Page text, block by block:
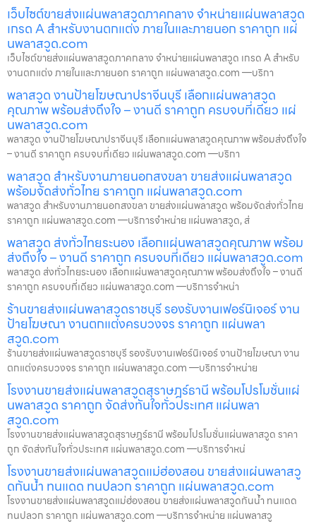
เว็บไซต์ขายส่งแผ่นพลาสวูดภาคกลาง จำหน่ายแผ่นพลาสวูด
เกรด A สำหรับงานตกแต่ง ภายในและภายนอก ราคาถูก แผ่
นพลาสวูด.com
เว็บไซต์ขายส่งแผ่นพลาสวูดภาคกลาง จำหน่ายแผ่นพลาสวูด เกรด A สำหรับ
งานตกแต่ง ภายในและภายนอก ราคาถูก แผ่นพลาสวูด.com —บริกา
พลาสวูด งานป้ายโฆษณาปราจีนบุรี เลือกแผ่นพลาสวูด
คุณภาพ พร้อมส่งถึงใจ – งานดี ราคาถูก ครบจบที่เดียว แผ่
นพลาสวูด.com
พลาสวูด งานป้ายโฆษณาปราจีนบุรี เลือกแผ่นพลาสวูดคุณภาพ พร้อมส่งถึงใจ
– งานดี ราคาถูก ครบจบที่เดียว แผ่นพลาสวูด.com —บริกา
พลาสวูด สำหรับงานภายนอกสงขลา ขายส่งแผ่นพลาสวูด
พร้อมจัดส่งทั่วไทย ราคาถูก แผ่นพลาสวูด.com
พลาสวูด สำหรับงานภายนอกสงขลา ขายส่งแผ่นพลาสวูด พร้อมจัดส่งทั่วไทย
ราคาถูก แผ่นพลาสวูด.com —บริการจำหน่าย แผ่นพลาสวูด, ส่
พลาสวูด ส่งทั่วไทยระนอง เลือกแผ่นพลาสวูดคุณภาพ พร้อม
ส่งถึงใจ – งานดี ราคาถูก ครบจบที่เดียว แผ่นพลาสวูด.com
พลาสวูด ส่งทั่วไทยระนอง เลือกแผ่นพลาสวูดคุณภาพ พร้อมส่งถึงใจ – งานดี
ราคาถูก ครบจบที่เดียว แผ่นพลาสวูด.com —บริการจำหน่า
ร้านขายส่งแผ่นพลาสวูดราชบุรี รองรับงานเฟอร์นิเจอร์ งาน
ป้ายโฆษณา งานตกแต่งครบวงจร ราคาถูก แผ่นพลา
สวูด.com
ร้านขายส่งแผ่นพลาสวูดราชบุรี รองรับงานเฟอร์นิเจอร์ งานป้ายโฆษณา งาน
ตกแต่งครบวงจร ราคาถูก แผ่นพลาสวูด.com —บริการจำหน่าย
โรงงานขายส่งแผ่นพลาสวูดสุราษฎร์ธานี พร้อมโปรโมชั่นแผ่
นพลาสวูด ราคาถูก จัดส่งทันใจทั่วประเทศ แผ่นพลา
สวูด.com
โรงงานขายส่งแผ่นพลาสวูดสุราษฎร์ธานี พร้อมโปรโมชั่นแผ่นพลาสวูด ราคา
ถูก จัดส่งทันใจทั่วประเทศ แผ่นพลาสวูด.com —บริการจำหน่
โรงงานขายส่งแผ่นพลาสวูดแม่ฮ่องสอน ขายส่งแผ่นพลาสวู
ดกันน้ำ ทนแดด ทนปลวก ราคาถูก แผ่นพลาสวูด.com
โรงงานขายส่งแผ่นพลาสวูดแม่ฮ่องสอน ขายส่งแผ่นพลาสวูดกันน้ำ ทนแดด
ทนปลวก ราคาถูก แผ่นพลาสวูด.com —บริการจำหน่าย แผ่นพลาสวู